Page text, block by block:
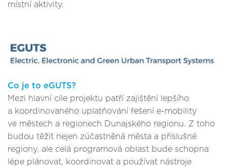
místní aktivity.
Co je to eGUTS?
Mezi hlavní cíle projektu patří zajištění lepšího
a koordinovaného uplatňování řešení e-mobility
ve městech a regionech Dunajského regionu. Z toho
budou těžit nejen zúčastněná města a příslušné
regiony, ale celá programová oblast bude schopna
lépe plánovat, koordinovat a používat nástroje